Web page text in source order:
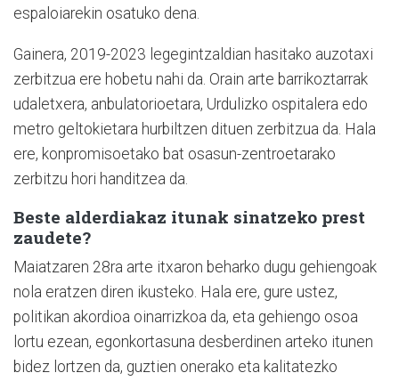
espaloiarekin osatuko dena.
Gainera, 2019-2023 legegintzaldian hasitako auzotaxi
zerbitzua ere hobetu nahi da. Orain arte barrikoztarrak
udaletxera, anbulatorioetara, Urdulizko ospitalera edo
metro geltokietara hurbiltzen dituen zerbitzua da. Hala
ere, konpromisoetako bat osasun-zentroetarako
zerbitzu hori handitzea da.
Beste alderdiakaz itunak sinatzeko prest
zaudete?
Maiatzaren 28ra arte itxaron beharko dugu gehiengoak
nola eratzen diren ikusteko. Hala ere, gure ustez,
politikan akordioa oinarrizkoa da, eta gehiengo osoa
lortu ezean, egonkortasuna desberdinen arteko itunen
bidez lortzen da, guztien onerako eta kalitatezko